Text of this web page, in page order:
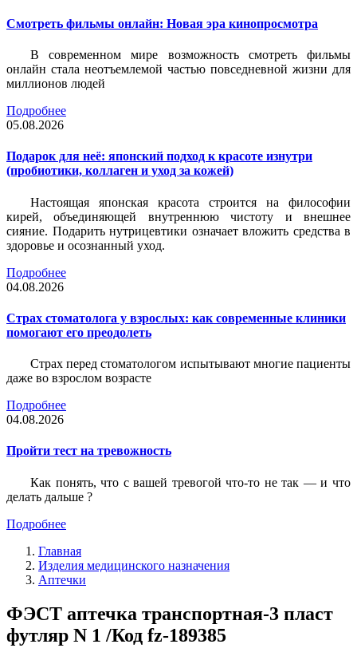
Смотреть фильмы онлайн: Новая эра кинопросмотра
В современном мире возможность смотреть фильмы
онлайн стала неотъемлемой частью повседневной жизни для
миллионов людей
Подробнее
05.08.2026
Подарок для неё: японский подход к красоте изнутри
(пробиотики, коллаген и уход за кожей)
Настоящая японская красота строится на философии
кирей, объединяющей внутреннюю чистоту и внешнее
сияние. Подарить нутрицевтики означает вложить средства в
здоровье и осознанный уход.
Подробнее
04.08.2026
Страх стоматолога у взрослых: как современные клиники
помогают его преодолеть
Страх перед стоматологом испытывают многие пациенты
даже во взрослом возрасте
Подробнее
04.08.2026
Пройти тест на тревожность
Как понять, что с вашей тревогой что-то не так — и что
делать дальше ?
Подробнее
Главная
Изделия медицинского назначения
Аптечки
ФЭСТ аптечка транспортная-3 пласт
футляр N 1 /Код fz-189385